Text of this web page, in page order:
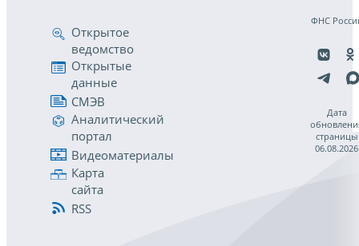
Открытое
ведомство
Открытые
данные
СМЭВ
Аналитический
портал
Видеоматериалы
Карта
сайта
RSS
ФНС
Дата
страницы
06.08.2026